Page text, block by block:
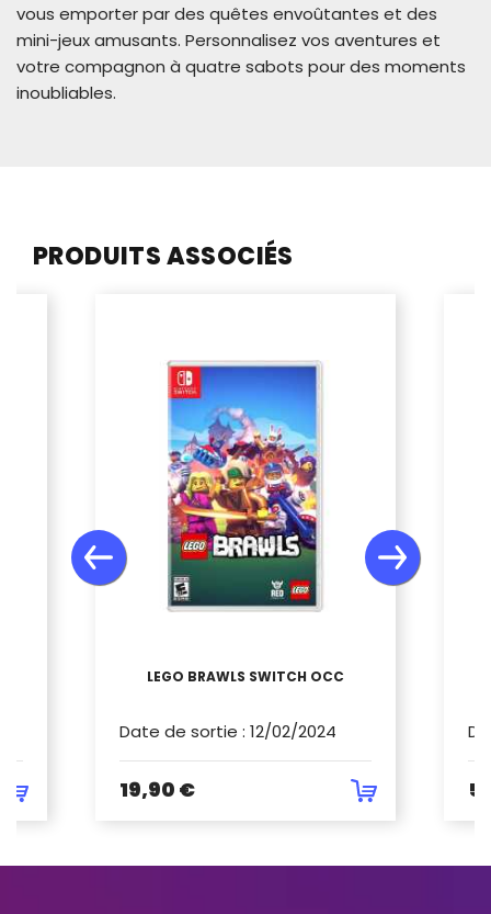
vous emporter par des quêtes envoûtantes et des
mini-jeux amusants. Personnalisez vos aventures et
votre compagnon à quatre sabots pour des moments
inoubliables.
PRODUITS ASSOCIÉS
LEGO BRAWLS SWITCH OCC
Date de sortie : 12/02/2024
19,90 €